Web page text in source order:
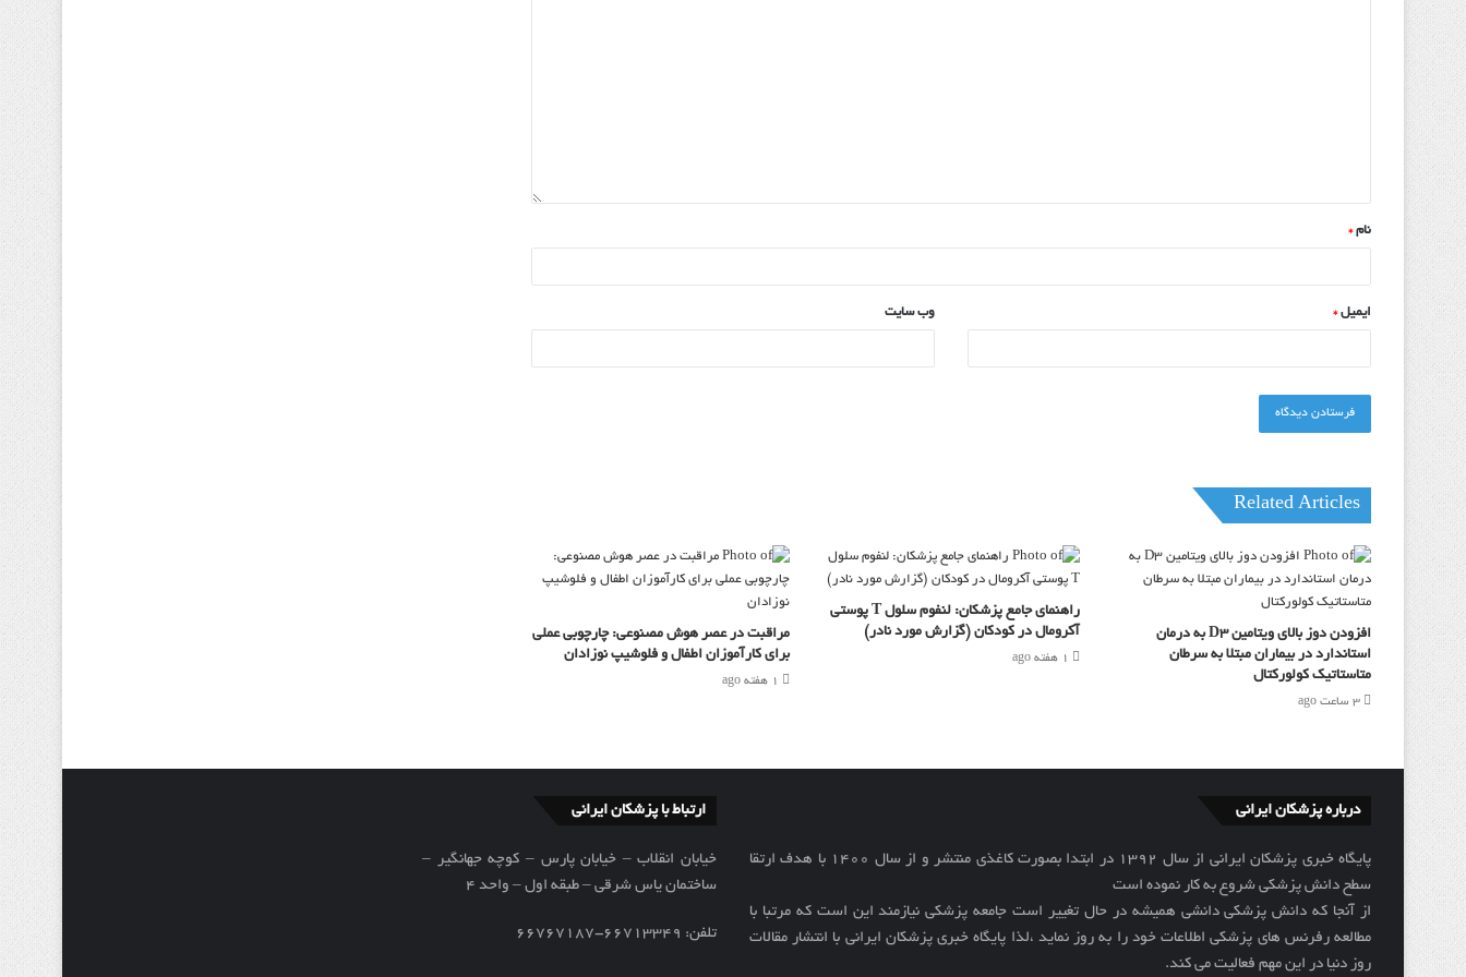
نام*
ایمیل* وب‌ سایت
Related Articles
افزودن دوز بالای ویتامین D3 به درمان
استاندارد در بیماران مبتلا به سرطان
متاستاتیک کولورکتال
3 ساعت ago
راهنمای جامع پزشکان: لنفوم سلول T پوستی
آکرومال در کودکان (گزارش مورد نادر)
1 هفته ago
مراقبت در عصر هوش مصنوعی: چارچوبی عملی
برای کارآموزان اطفال و فلوشیپ نوزادان
1 هفته ago
درباره پزشکان ایرانی
پایگاه خبری پزشکان ایرانی از سال 1392 در ابتدا بصورت کاغذی منتشر و از سال 1400 با هدف ارتقا
سطح دانش پزشکی شروع به کار نموده است
از آنجا که دانش پزشکی دانشی همیشه در حال تغییر است جامعه پزشکی نیازمند این است که مرتبا با
مطالعه رفرنس های پزشکی اطلاعات خود را به روز نماید ،لذا پایگاه خبری پزشکان ایرانی با انتشار مقالات
روز دنیا در این مهم فعالیت می کند.
ارتباط با پزشکان ایرانی
خیابان انقلاب – خیابان پارس – کوچه جهانگیر –
ساختمان یاس شرقی – طبقه اول – واحد 4
تلفن: ۶۶۷۱۳۳۴۹-۶۶۷۶۷۱۸۷